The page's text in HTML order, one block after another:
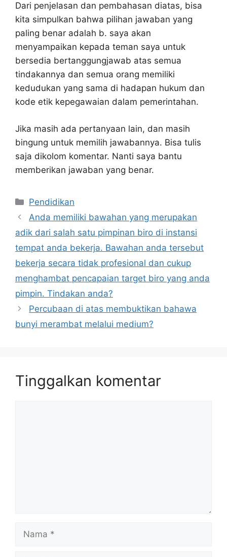
Dari penjelasan dan pembahasan diatas, bisa
kita simpulkan bahwa pilihan jawaban yang
paling benar adalah b. saya akan
menyampaikan kepada teman saya untuk
bersedia bertanggungjawab atas semua
tindakannya dan semua orang memiliki
kedudukan yang sama di hadapan hukum dan
kode etik kepegawaian dalam pemerintahan.
Jika masih ada pertanyaan lain, dan masih
bingung untuk memilih jawabannya. Bisa tulis
saja dikolom komentar. Nanti saya bantu
memberikan jawaban yang benar.
Kategori
Pendidikan
Anda memiliki bawahan yang merupakan
adik dari salah satu pimpinan biro di instansi
tempat anda bekerja. Bawahan anda tersebut
bekerja secara tidak profesional dan cukup
menghambat pencapaian target biro yang anda
pimpin. Tindakan anda?
Percubaan di atas membuktikan bahawa
bunyi merambat melalui medium?
Tinggalkan komentar